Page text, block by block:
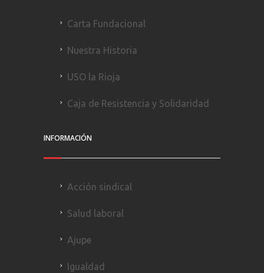
Carta Fundacional
Nuestra Historia
USO la Rioja
Caja de Resistencia y Solidaridad
INFORMACIÓN
Acción sindical
Salud laboral
Ajupe
Igualdad